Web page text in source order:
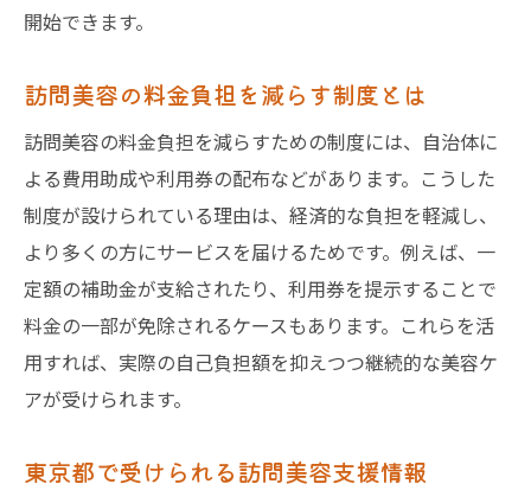
開始できます。
訪問美容の料金負担を減らす制度とは
訪問美容の料金負担を減らすための制度には、自治体に
よる費用助成や利用券の配布などがあります。こうした
制度が設けられている理由は、経済的な負担を軽減し、
より多くの方にサービスを届けるためです。例えば、一
定額の補助金が支給されたり、利用券を提示することで
料金の一部が免除されるケースもあります。これらを活
用すれば、実際の自己負担額を抑えつつ継続的な美容ケ
アが受けられます。
東京都で受けられる訪問美容支援情報